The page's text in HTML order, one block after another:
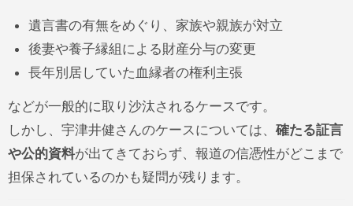
遺言書の有無をめぐり、家族や親族が対立
後妻や養子縁組による財産分与の変更
長年別居していた血縁者の権利主張
などが一般的に取り沙汰されるケースです。
しかし、宇津井健さんのケースについては、 確たる証言
や公的資料が出てきておらず、報道の信憑性がどこまで
担保されているのかも疑問が残ります。